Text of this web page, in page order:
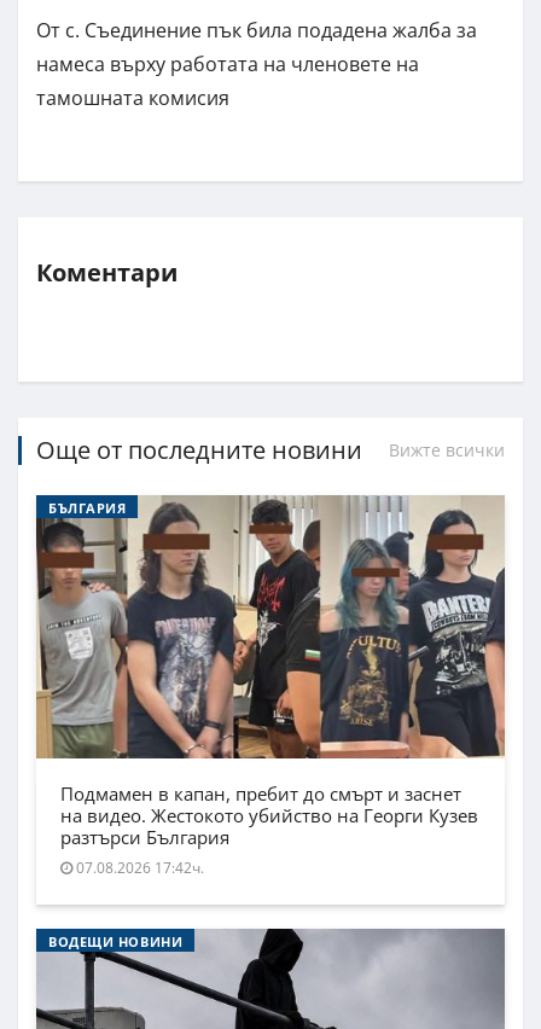
От с. Съединение пък била подадена жалба за
намеса върху работата на членовете на
тамошната комисия
Коментари
Още от последните новини Вижте всички
БЪЛГАРИЯ
Подмамен в капан, пребит до смърт и заснет
на видео. Жестокото убийство на Георги Кузев
разтърси България
07.08.2026 17:42ч.
ВОДЕЩИ НОВИНИ